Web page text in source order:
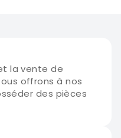
la vente de
offrons à nos
des pièces